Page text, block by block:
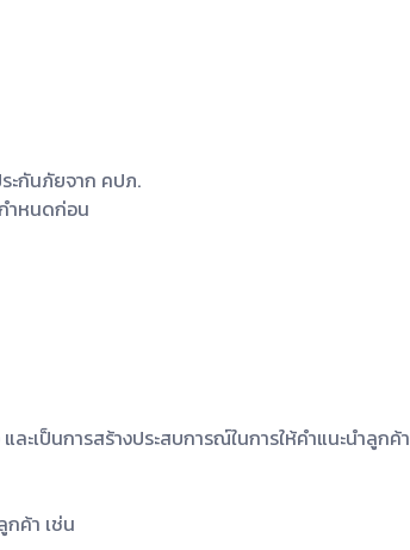
ะกันภัยจาก คปภ.
ำหนดก่อน
ะเป็นการสร้างประสบการณ์ในการให้คำแนะนำลูกค้า
กค้า เช่น